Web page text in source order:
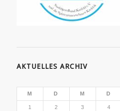
AKTUELLES ARCHIV
M D M D
1 2 3 4